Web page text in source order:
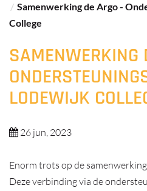
Samenwerking de Argo -
College
SAMENWERKING
LODEWIJK
26 jun, 2023
Enorm trots op de
Deze verbinding via de